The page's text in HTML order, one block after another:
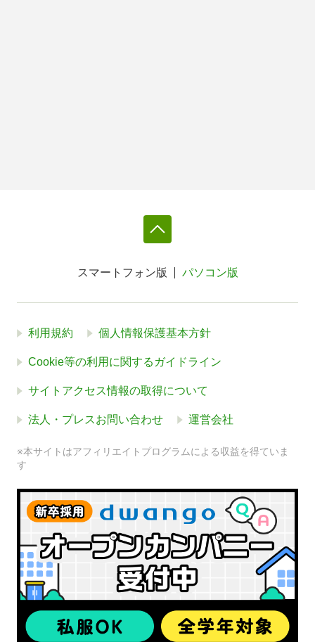
スマートフォン版 パソコン版
利用規約 個人情報保護基本方針
Cookie等の利用に関するガイドライン
サイトアクセス情報の取得について
法人・プレスお問い合わせ 運営会社
※本サイトはアフィリエイトプログラムによる収益を得ていま
す